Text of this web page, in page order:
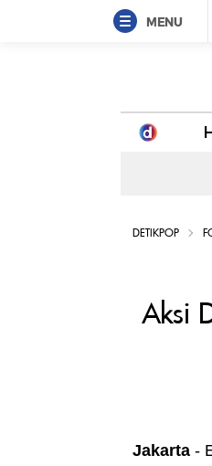
MENU
Aksi Demo
DETIKPOP
Aksi
Jakarta -